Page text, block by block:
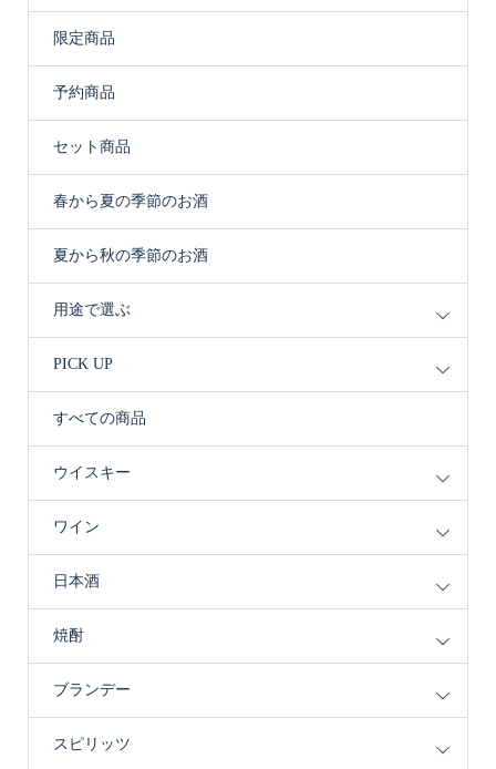
限定商品
予約商品
セット商品
春から夏の季節のお酒
夏から秋の季節のお酒
用途で選ぶ
PICK UP
すべての商品
ウイスキー
ワイン
日本酒
焼酎
ブランデー
スピリッツ